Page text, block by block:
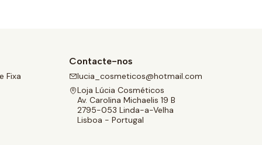
Fixa
Contacte-nos
lucia_cosmeticos@hotmail.com
Loja Lúcia Cosméticos
Av. Carolina Michaelis 19 B
2795-053 Linda-a-Velha
Lisboa - Portugal